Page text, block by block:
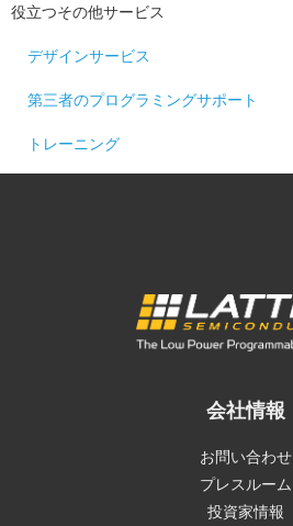
役立つその他サービス
デザインサービス
第三者のプログラミングサポート
トレーニング
会社情報
お問い合わせ
プレスルーム
投資家情報